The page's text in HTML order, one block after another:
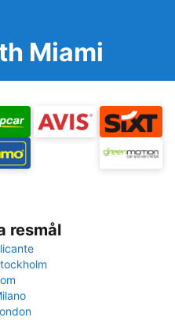
Miami
resmål